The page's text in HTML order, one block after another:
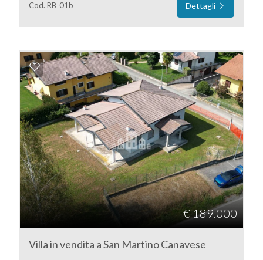
Cod. RB_01b Dettagli
€ 189.000
Villa in vendita a San Martino Canavese